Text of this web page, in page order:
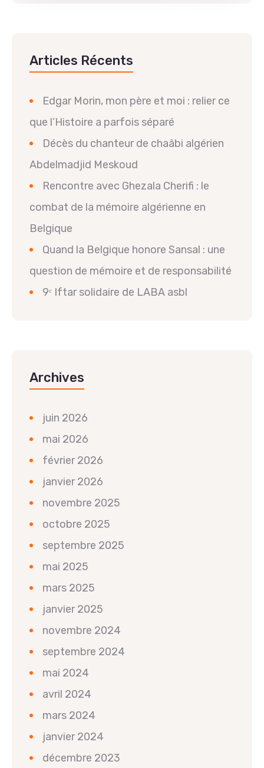
Articles Récents
Edgar Morin, mon père et moi : relier ce
que l’Histoire a parfois séparé
Décès du chanteur de chaâbi algérien
Abdelmadjid Meskoud
Rencontre avec Ghezala Cherifi : le
combat de la mémoire algérienne en
Belgique
Quand la Belgique honore Sansal : une
question de mémoire et de responsabilité
9ᵉ Iftar solidaire de LABA asbl
Archives
juin 2026
mai 2026
février 2026
janvier 2026
novembre 2025
octobre 2025
septembre 2025
mai 2025
mars 2025
janvier 2025
novembre 2024
septembre 2024
mai 2024
avril 2024
mars 2024
janvier 2024
décembre 2023